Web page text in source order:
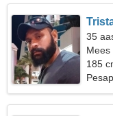
35
Mees
185